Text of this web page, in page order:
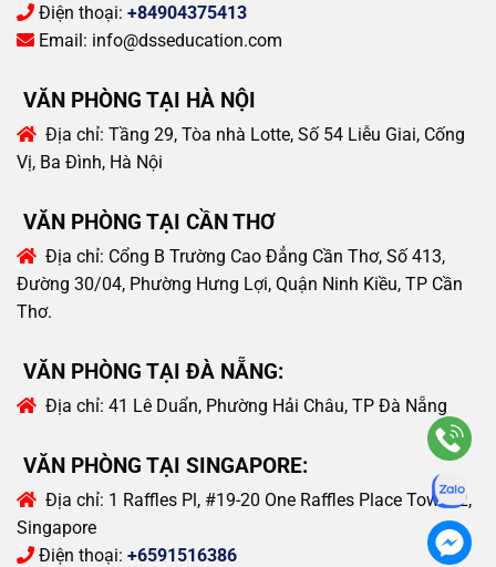
Điện thoại: +84904375413
Email: info@dsseducation.com
VĂN PHÒNG TẠI HÀ NỘI
Địa chỉ: Tầng 29, Tòa nhà Lotte, Số 54 Liễu Giai, Cống
Vị, Ba Đình, Hà Nội
VĂN PHÒNG TẠI CẦN THƠ
Địa chỉ: Cổng B Trường Cao Đẳng Cần Thơ, Số 413,
Đường 30/04, Phường Hưng Lợi, Quận Ninh Kiều, TP Cần
Thơ.
VĂN PHÒNG TẠI ĐÀ NẴNG:
Địa chỉ: 41 Lê Duẩn, Phường Hải Châu, TP Đà Nẵng
VĂN PHÒNG TẠI SINGAPORE:
Địa chỉ: 1 Raffles Pl, #19-20 One Raffles Place Tower 2,
Singapore
Điện thoại: +6591516386